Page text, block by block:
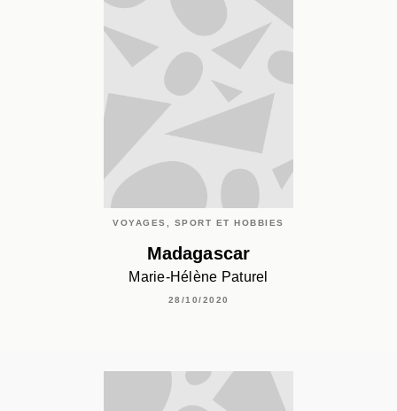
VOYAGES, SPORT ET HOBBIES
Madagascar
Marie-Hélène Paturel
28/10/2020